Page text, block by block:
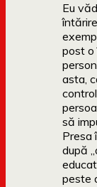
Eu
post o
asta,
să
Presa
după
peste